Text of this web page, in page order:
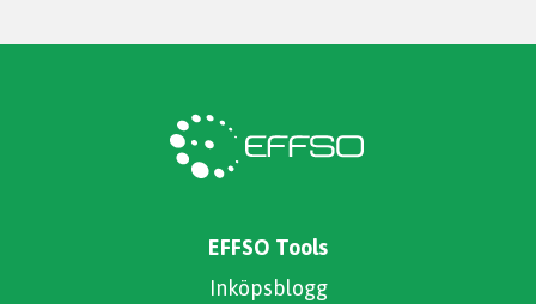
EFFSO Tools
Inköpsblogg